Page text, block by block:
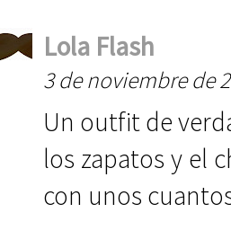
Lola Flash
3 de noviembre de
Un outfit de
los zapatos y el
con unos